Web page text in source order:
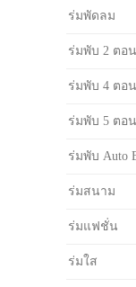
ร่มพัดลม
ร่มพับ 2 ตอน
ร่มพับ 4 ตอน
ร่มพับ 5 ตอน
ร่มพับ Auto
ร่มสนาม
ร่มแฟชั่น
ร่มใส